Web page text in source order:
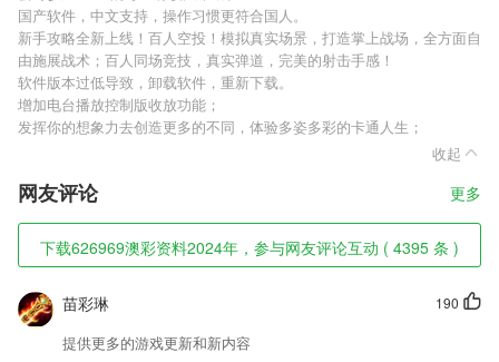
国产软件，中文支持，操作习惯更符合国人。
新手攻略全新上线！百人空投！模拟真实场景，打造掌上战场，全方面自
由施展战术；百人同场竞技，真实弹道，完美的射击手感！
软件版本过低导致，卸载软件，重新下载。
增加电台播放控制版收放功能；
发挥你的想象力去创造更多的不同，体验多姿多彩的卡通人生；
收起
网友评论 更多
下载626969澳彩资料2024年，参与网友评论互动 ( 4395 条 )
190
苗彩琳
提供更多的游戏更新和新内容